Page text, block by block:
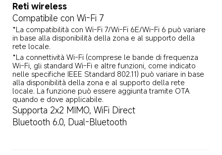
Reti wireless
Compatibile con Wi-Fi 7
*La compatibilità con Wi-Fi 7/Wi-Fi 6E/Wi-Fi 6 può variare
in base alla disponibilità della zona e al supporto della
rete locale.
*La connettività Wi-Fi (comprese le bande di frequenza
Wi-Fi, gli standard Wi-Fi e altre funzioni, come indicato
nelle specifiche IEEE Standard 802.11) può variare in base
alla disponibilità della zona e al supporto della rete
locale. La funzione può essere aggiunta tramite OTA
quando e dove applicabile.
Supporta 2x2 MIMO, WiFi Direct
Bluetooth 6.0, Dual-Bluetooth